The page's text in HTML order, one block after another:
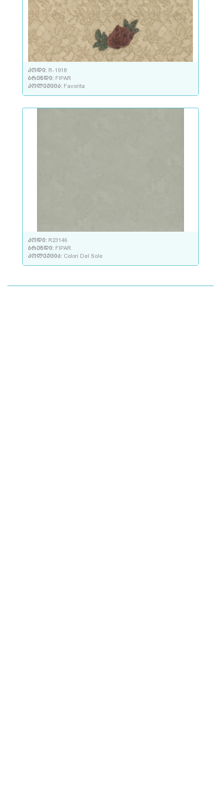
კოდი: R-1918
ბრენდი: FIPAR
კოლექცია: Favorita
კოდი: R23146
ბრენდი: FIPAR
კოლექცია: Colori Del Sole